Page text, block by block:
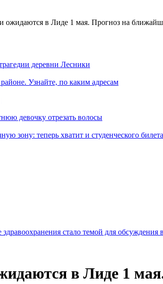
ожидаются в Лиде 1 мая. Прогноз на
деревни Лесники
Узнайте, по каким адресам
девочку отрезать волосы
зону: теперь хватит и студенческого билета
стало темой для обсуждения
в Лиде 1